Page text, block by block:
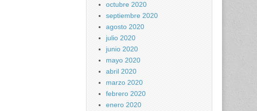
octubre 2020
septiembre 2020
agosto 2020
julio 2020
junio 2020
mayo 2020
abril 2020
marzo 2020
febrero 2020
enero 2020